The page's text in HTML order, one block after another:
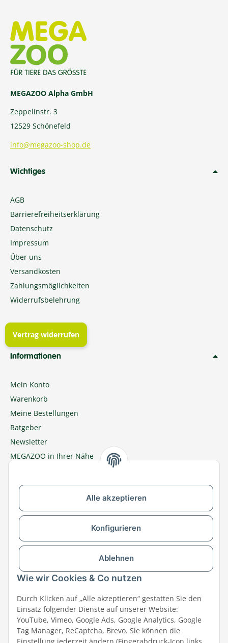
Alle akzeptieren
Konfigurieren
Ablehnen
Wie wir Cookies & Co nutzen
Durch Klicken auf „Alle akzeptieren“ gestatten Sie den
Einsatz folgender Dienste auf unserer Website:
YouTube, Vimeo, Google Ads, Google Analytics, Google
Tag Manager, ReCaptcha, Brevo. Sie können die
MEGAZOO Alpha GmbH
Zeppelinstr. 3
12529 Schönefeld
info@megazoo-shop.de
Wichtiges
AGB
Barrierefreiheitserklärung
Datenschutz
Impressum
Über uns
Versandkosten
Zahlungsmöglichkeiten
Widerrufsbelehrung
Vertrag widerrufen
Informationen
Mein Konto
Warenkorb
Meine Bestellungen
Ratgeber
Newsletter
MEGAZOO in Ihrer Nähe
Zu MEGAZOO-nord.de wechseln
Versandpartner & Zahlungsmöglichkeiten